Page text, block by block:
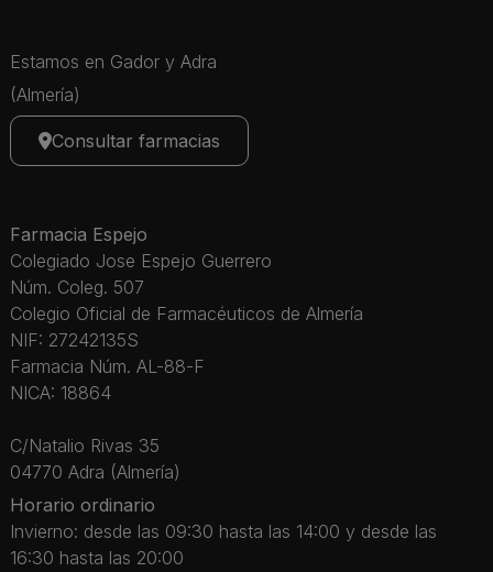
Estamos en Gador y Adra
(Almería)
Consultar farmacias
Farmacia Espejo
Colegiado Jose Espejo Guerrero
Núm. Coleg. 507
Colegio Oficial de Farmacéuticos de Almería
NIF: 27242135S
Farmacia Núm. AL-88-F
NICA: 18864
C/Natalio Rivas 35
04770 Adra (Almería)
Horario ordinario
Invierno: desde las 09:30 hasta las 14:00 y desde las
16:30 hasta las 20:00